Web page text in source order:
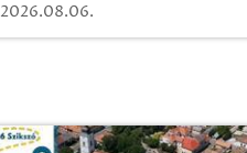
2026.08.06.